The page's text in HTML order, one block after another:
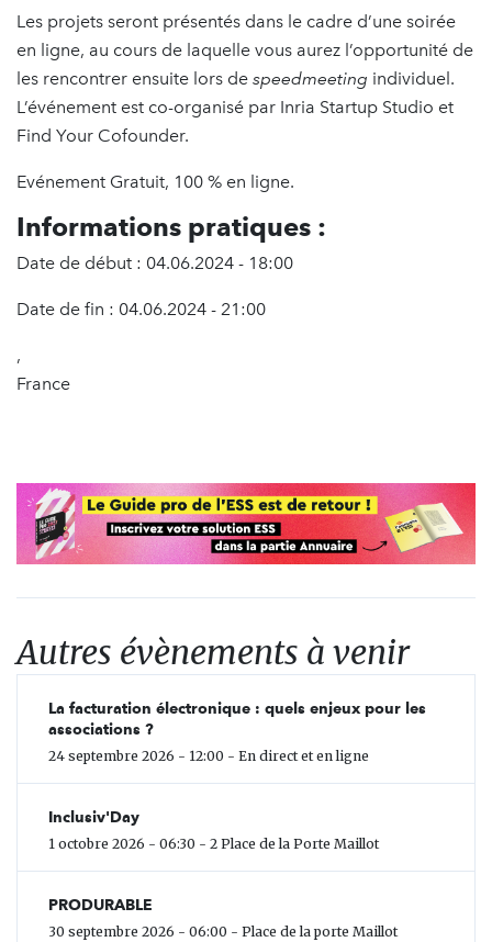
Les projets seront présentés dans le cadre d’une soirée
en ligne, au cours de laquelle vous aurez l’opportunité de
les rencontrer ensuite lors de speedmeeting individuel.
L’événement est co-organisé par Inria Startup Studio et
Find Your Cofounder.
Evénement Gratuit, 100 % en ligne.
Informations pratiques :
Date de début : 04.06.2024 - 18:00
Date de fin : 04.06.2024 - 21:00
,
France
Autres évènements à venir
La facturation électronique : quels enjeux pour les
associations ?
24 septembre 2026 - 12:00 - En direct et en ligne
Inclusiv'Day
1 octobre 2026 - 06:30 - 2 Place de la Porte Maillot
PRODURABLE
30 septembre 2026 - 06:00 - Place de la porte Maillot